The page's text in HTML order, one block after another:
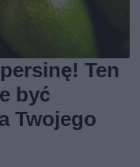
Ten
być
Twojego